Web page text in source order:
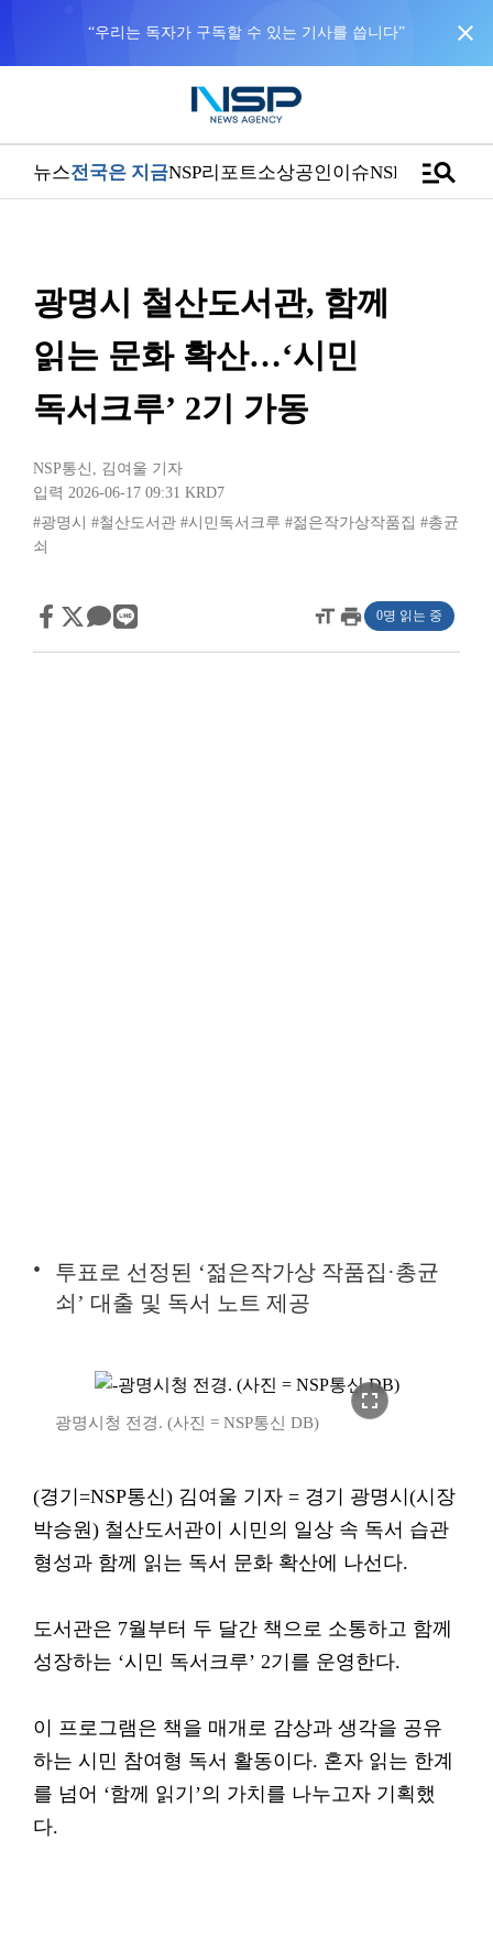
“우리는 독자가 구독할 수 있는 기사를 씁니다” close
뉴스전국은 지금NSP리포트소상공인이슈NSPTVmanage_search
광명시 철산도서관, 함께
읽는 문화 확산…‘시민
독서크루’ 2기 가동
NSP통신 , 김여울 기자
입력 2026-06-17 09:31 KRD7
#광명시
#철산도서관 #시민독서크루 #젊은작가상작품집 #총균
쇠
format_sizeprint 0명 읽는 중
투표로 선정된 ‘젊은작가상 작품집·총균
쇠’ 대출 및 독서 노트 제공
fullscreen
광명시청 전경. (사진 = NSP통신 DB)
(경기=NSP통신) 김여울 기자 = 경기 광명시(시장
박승원) 철산도서관이 시민의 일상 속 독서 습관
형성과 함께 읽는 독서 문화 확산에 나선다.
도서관은 7월부터 두 달간 책으로 소통하고 함께
성장하는 ‘시민 독서크루’ 2기를 운영한다.
이 프로그램은 책을 매개로 감상과 생각을 공유
하는 시민 참여형 독서 활동이다. 혼자 읽는 한계
를 넘어 ‘함께 읽기’의 가치를 나누고자 기획했
다.